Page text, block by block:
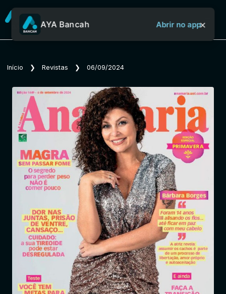
Sobre o Aya Bancah
Início
Revistas
Jornais
Notícias
Entrar
AYA Bancah Abrir no app×
Início ❯ Revistas ❯ 06/09/2024